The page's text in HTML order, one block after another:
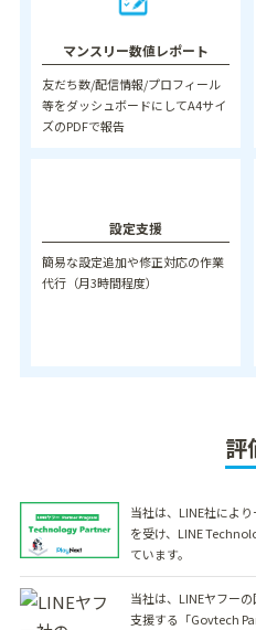
マンスリー数値レポート
友だち数/配信情報/プロフィール
等をダッシュボードにしてA4サイ
ズのPDFで報告
設定支援
簡易な設定追加や修正対応の作業
代行（月3時間程度）
評
当社は、LINE社によ
を受け、LINE
ています。
当社は、LINEヤフー
支援する「Govtech